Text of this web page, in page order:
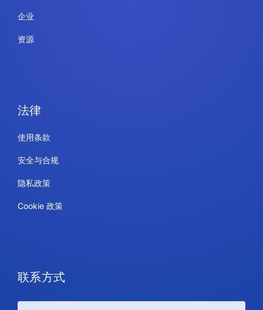
企业
资源
法律
使用条款
安全与合规
隐私政策
Cookie 政策
联系方式